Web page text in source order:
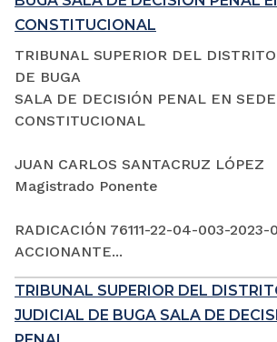
CONSTITUCIONAL
TRIBUNAL SUPERIOR DEL
DE BUGA
SALA DE DECISIÓN PENAL EN SEDE
CONSTITUCIONAL
JUAN CARLOS SANTACRUZ LÓPEZ
Magistrado Ponente
RADICACIÓN 76111-22-04-003-2023-
ACCIONANTE...
TRIBUNAL SUPERIOR DEL
JUDICIAL DE BUGA SALA DE